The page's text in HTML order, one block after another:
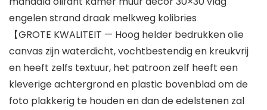
engelen strand draak melkweg kolibries
【GROTE KWALITEIT — Hoog helder bedrukken olie
canvas zijn waterdicht, vochtbestendig en kreukvrij
en heeft zelfs textuur, het patroon zelf heeft een
kleverige achtergrond en plastic bovenblad om de
foto plakkerig te houden en dan de edelstenen zal